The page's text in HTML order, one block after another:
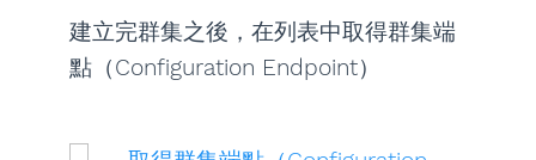
建立完群集之後，在列表中取得群集端
點（Configuration Endpoint）